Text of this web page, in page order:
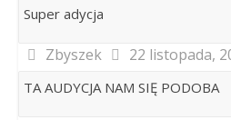
Super adycja
Zbyszek 22 listopada,
TA AUDYCJA NAM SIĘ PODOBA